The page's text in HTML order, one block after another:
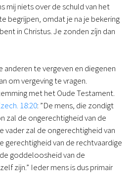
mij niets over de schuld van het
begrijpen, omdat je na je bekering
in Christus. Je zonden zíjn dan
anderen te vergeven en diegenen
om vergeving te vragen.
met het Oude Testament.
18:20: ”De mens, die zondigt
zal de ongerechtigheid van de
vader zal de ongerechtigheid van
gerechtigheid van de rechtvaardige
goddeloosheid van de
zijn.” Ieder mens is dus primair